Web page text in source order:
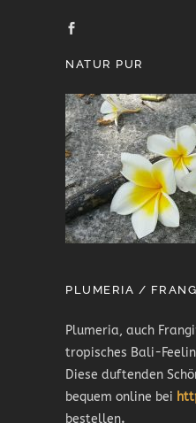
NATUR PUR
PLUMERIA /
Plumeria, auch
tropisches Bali-
Diese duftenden
bequem online bei
bestellen.